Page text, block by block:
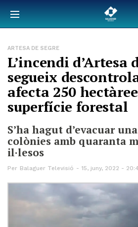
ARTESA DE SEGRE
L’incendi d’Artesa
segueix
afecta 250
superfície forestal
S’ha hagut d’evacuar
colònies amb quaranta
il·lesos
Per Balaguer Televisió 15, juny, 2022 -